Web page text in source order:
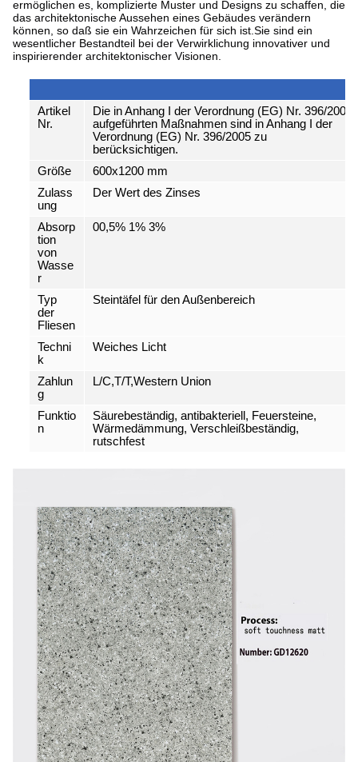
ermöglichen es, komplizierte Muster und Designs zu schaffen, die
das architektonische Aussehen eines Gebäudes verändern
können, so daß sie ein Wahrzeichen für sich ist.Sie sind ein
wesentlicher Bestandteil bei der Verwirklichung innovativer und
inspirierender architektonischer Visionen.
Artikel
Nr.
Die in Anhang I der Verordnung (EG) Nr. 396/2005
aufgeführten Maßnahmen sind in Anhang I der
Verordnung (EG) Nr. 396/2005 zu
berücksichtigen.
Größe
600x1200 mm
Zulass
ung
Der Wert des Zinses
Absorp
tion
von
Wasse
r
00,5% 1% 3%
Typ
der
Fliesen
Steintäfel für den Außenbereich
Techni
k
Weiches Licht
Zahlun
g
L/C,T/T,Western Union
Funktio
n
Säurebeständig, antibakteriell, Feuersteine,
Wärmedämmung, Verschleißbeständig,
rutschfest